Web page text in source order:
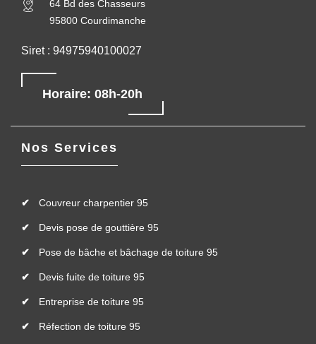
64 Bd des Chasseurs
95800 Courdimanche
Siret : 94975940100027
Horaire: 08h-20h
Nos Services
Couvreur charpentier 95
Devis pose de gouttière 95
Pose de bâche et bâchage de toiture 95
Devis fuite de toiture 95
Entreprise de toiture 95
Réfection de toiture 95